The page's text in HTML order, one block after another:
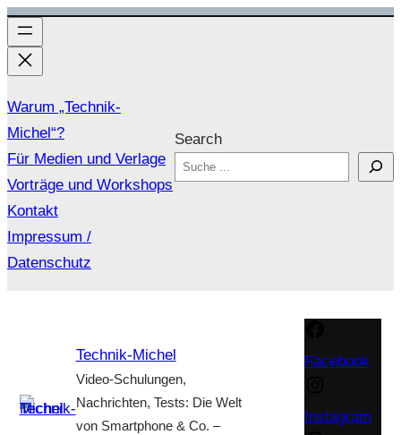
Zum
Inhalt
springen
Warum „Technik-
Michel“?
Für Medien und Verlage
Vorträge und Workshops
Kontakt
Impressum /
Datenschutz
Search
Technik-Michel
Video-Schulungen,
Nachrichten, Tests: Die Welt
von Smartphone & Co. –
Facebook
Instagram